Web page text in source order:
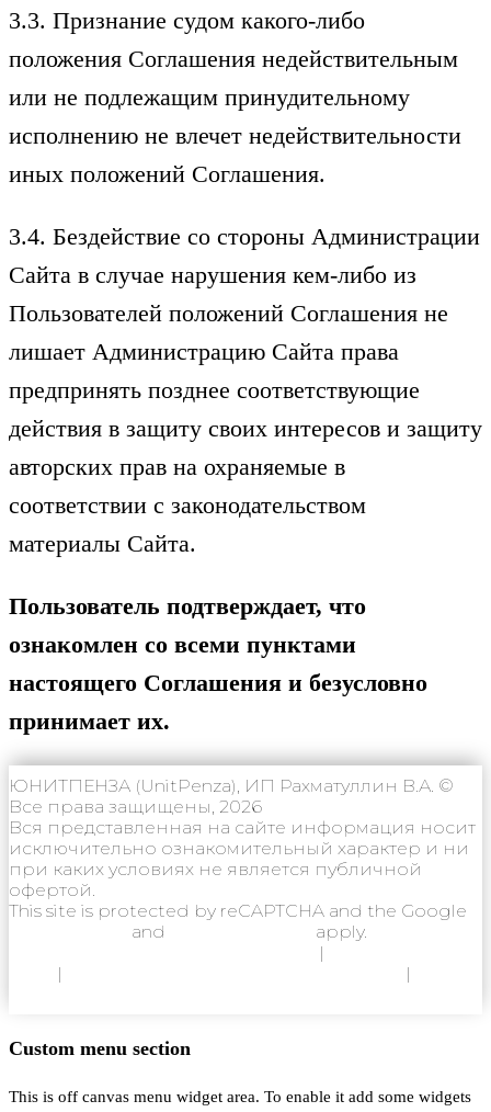
3.3. Признание судом какого-либо
положения Соглашения недействительным
или не подлежащим принудительному
исполнению не влечет недействительности
иных положений Соглашения.
3.4. Бездействие со стороны Администрации
Сайта в случае нарушения кем-либо из
Пользователей положений Соглашения не
лишает Администрацию Сайта права
предпринять позднее соответствующие
действия в защиту своих интересов и защиту
авторских прав на охраняемые в
соответствии с законодательством
материалы Сайта.
Пользователь подтверждает, что
ознакомлен со всеми пунктами
настоящего Соглашения и безусловно
принимает их.
ЮНИТПЕНЗА (UnitPenza), ИП Рахматуллин В.А. ©
Все права защищены, 2026
Вся представленная на сайте информация носит
исключительно ознакомительный характер и ни
при каких условиях не является публичной
офертой.
This site is protected by reCAPTCHA and the Google
and
apply.
|
|
|
Custom menu section
This is off canvas menu widget area. To enable it add some widgets